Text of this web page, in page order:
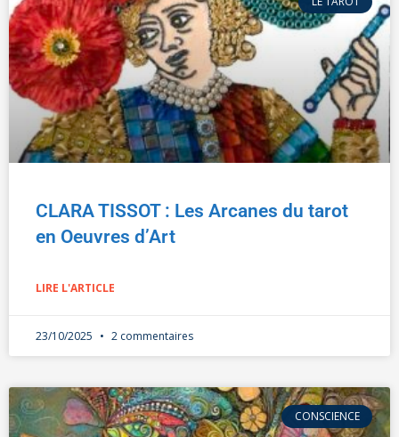
CLARA TISSOT : Les Arcanes du tarot
en Oeuvres d’Art
LIRE L'ARTICLE
23/10/2025 2 commentaires
CONSCIENCE